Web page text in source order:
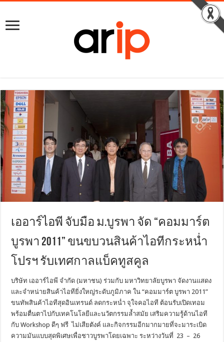
เออาร์ไอพี จับมือ ม.บูรพา จัด “คอมมาร์ต
บูรพา 2011” ขนขบวนสินค้าไอทีกระหน่ำ
โปรฯ รับเทศกาลแบ็คทูสคูล
บริษัท เออาร์ไอพี จำกัด (มหาชน) ร่วมกับ มหาวิทยาลัยบูรพา จัดงานแสดง
และจำหน่ายสินค้าไอทียิ่งใหญ่ระดับภูมิภาค ใน “คอมมาร์ต บูรพา 2011”
ขนทัพสินค้าไอทีสุดอินเทรนด์ ลดกระหน่ำ จุใจคอไอที ต้อนรับเปิดเทอม
พร้อมตื่นตาไปกับเทคโนโลยีและนวัตกรรมล้ำสมัย เสริมความรู้ด้านไอที
กับ Workshop ดีๆ ฟรี ไม่เสียตังค์ และกิจกรรมอีกมากมายที่จะมาระเบิด
ความมันแบบสุดพิเศษเพื่อชาวบูรพาโดยเฉพาะ ระหว่างวันที่ 23 – 26